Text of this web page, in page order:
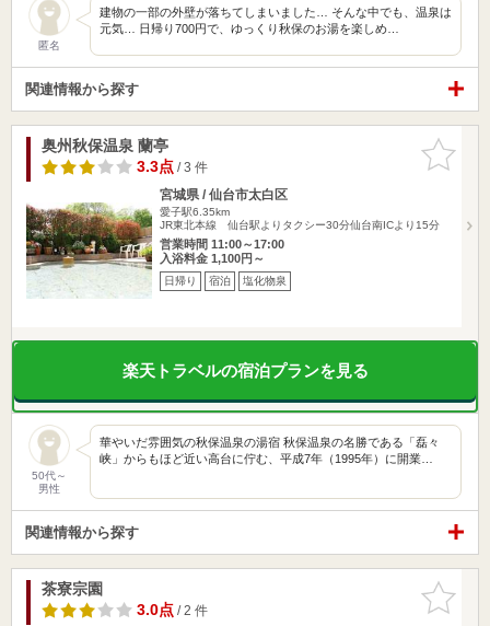
匿名
建物の一部の外壁が落ちてしまいました… そんな中でも、温泉は
元気… 日帰り700円で、ゆっくり秋保のお湯を楽しめ…
関連情報から探す
お気に入
りに追加
奥州秋保温泉 蘭亭
3.3点/ 3 件
宮城県 / 仙台市太白区
愛子駅6.35km
JR東北本線 仙台駅よりタクシー30分仙台南ICより15分
営業時間 11:00～17:00
入浴料金 1,100円～
日帰り 宿泊 塩化物泉
楽天トラベルの宿泊プランを見る
50代～
男性
華やいだ雰囲気の秋保温泉の湯宿 秋保温泉の名勝である「磊々
峡」からもほど近い高台に佇む、平成7年（1995年）に開業…
関連情報から探す
お気に入
りに追加
茶寮宗園
3.0点/ 2 件